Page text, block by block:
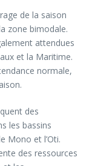
de la saison
zone bimodale.
attendues
et la Maritime.
normale,
des
les bassins
Mono et l’Oti.
des ressources